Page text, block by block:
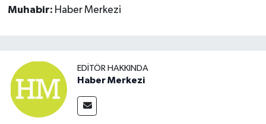
Muhabir: Haber Merkezi
EDITÖR HAKKINDA
Haber Merkezi